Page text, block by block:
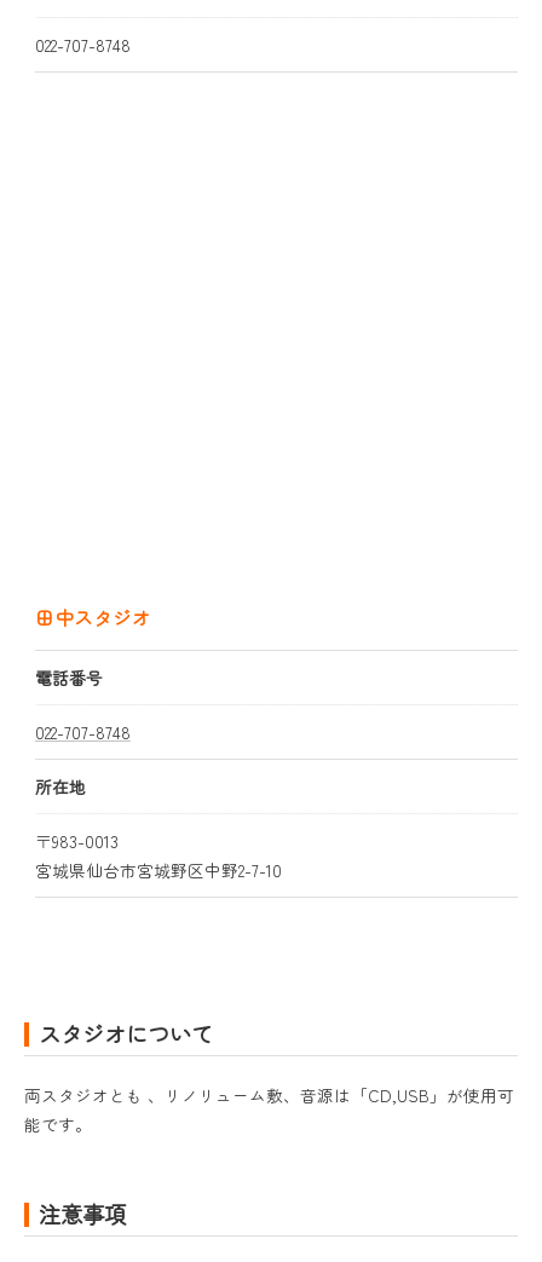
022-707-8748
田中スタジオ
電話番号
022-707-8748
所在地
〒983-0013
宮城県仙台市宮城野区中野2-7-10
スタジオについて
両スタジオとも 、リノリューム敷、音源は「CD,USB」が使用可
能です。
注意事項